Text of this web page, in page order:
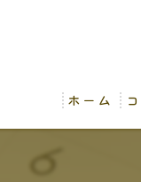
ホーム